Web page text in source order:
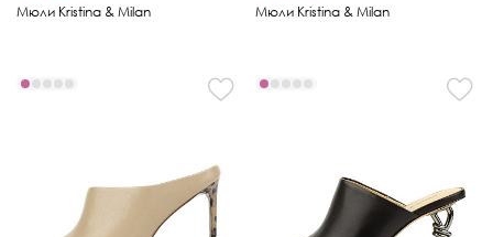
Мюли Kristina & Milan Мюли Kristina & Milan